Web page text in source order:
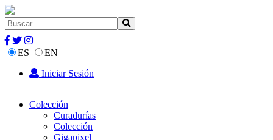
ES
EN
Iniciar Sesión
Colección
Curadurías
Colección
Gigapixel